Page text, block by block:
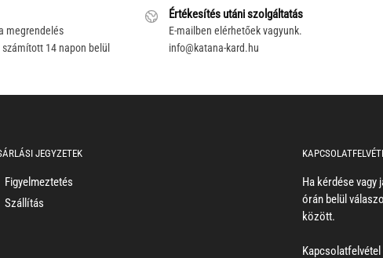
megrendelés
14 napon belül
Értékesítés utáni szolgáltatás
E-mailben elérhetőek vagyunk.
info@katana-kard.hu
JEGYZETEK
Figyelmeztetés
Szállítás
Ha kérdése vagy
órán belül
között.
Kapcsolatfelvétel